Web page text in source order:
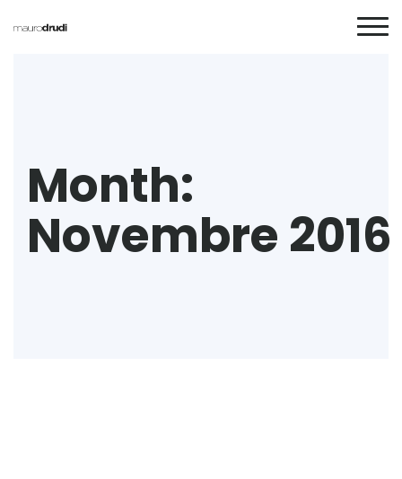
Month:
Novembre 2016